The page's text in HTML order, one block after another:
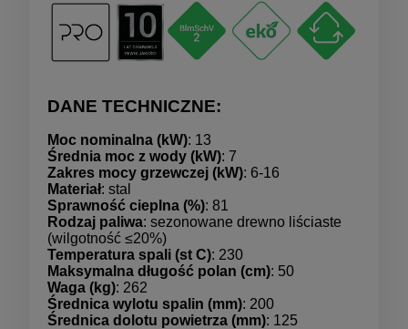
DANE TECHNICZNE:
Moc nominalna (kW): 13
Średnia moc z wody (kW): 7
Zakres mocy grzewczej (kW): 6-16
Materiał: stal
Sprawność cieplna (%): 81
Rodzaj paliwa: sezonowane drewno liściaste
(wilgotność ≤20%)
Temperatura spali (st C): 230
Maksymalna długość polan (cm): 50
Waga (kg): 262
Średnica wylotu spalin (mm): 200
Średnica dolotu powietrza (mm): 125